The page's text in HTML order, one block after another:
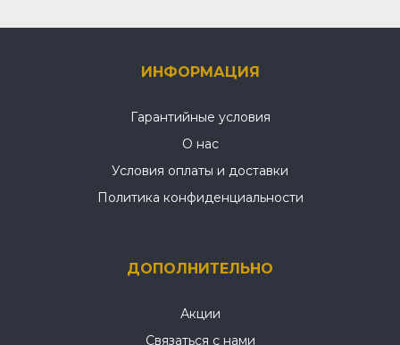
ИНФОРМАЦИЯ
Гарантийные условия
О нас
Условия оплаты и доставки
Политика конфиденциальности
ДОПОЛНИТЕЛЬНО
Акции
Связаться с нами